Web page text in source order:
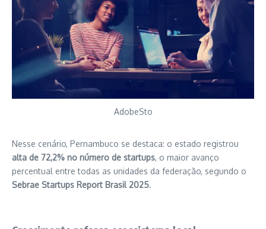
AdobeSto
Nesse cenário, Pernambuco se destaca: o estado registrou
alta de 72,2% no número de startups, o maior avanço
percentual entre todas as unidades da federação, segundo o
Sebrae Startups Report Brasil 2025.